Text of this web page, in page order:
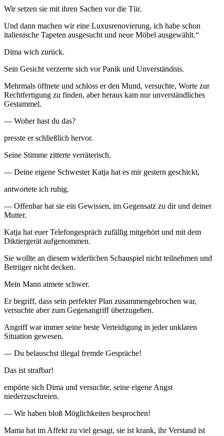
Wir setzen sie mit ihren Sachen vor die Tür.
Und dann machen wir eine Luxusrenovierung, ich habe schon
italienische Tapeten ausgesucht und neue Möbel ausgewählt.“
Dima wich zurück.
Sein Gesicht verzerrte sich vor Panik und Unverständnis.
Mehrmals öffnete und schloss er den Mund, versuchte, Worte zur
Rechtfertigung zu finden, aber heraus kam nur unverständliches
Gestammel.
— Woher hast du das?
presste er schließlich hervor.
Seine Stimme zitterte verräterisch.
— Deine eigene Schwester Katja hat es mir gestern geschickt,
antwortete ich ruhig.
— Offenbar hat sie ein Gewissen, im Gegensatz zu dir und deiner
Mutter.
Katja hat euer Telefongespräch zufällig mitgehört und mit dem
Diktiergerät aufgenommen.
Sie wollte an diesem widerlichen Schauspiel nicht teilnehmen und
Betrüger nicht decken.
Mein Mann atmete schwer.
Er begriff, dass sein perfekter Plan zusammengebrochen war,
versuchte aber zum Gegenangriff überzugehen.
Angriff war immer seine beste Verteidigung in jeder unklaren
Situation gewesen.
— Du belauschst illegal fremde Gespräche!
Das ist strafbar!
empörte sich Dima und versuchte, seine eigene Angst
niederzuschreien.
— Wir haben bloß Möglichkeiten besprochen!
Mama hat im Affekt zu viel gesagt, sie ist krank, ihr Verstand ist